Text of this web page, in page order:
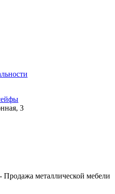
3
- Продажа металлической мебели